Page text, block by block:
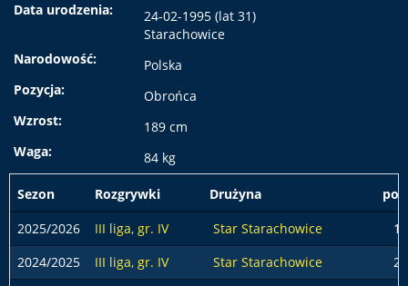
Data urodzenia:
24-02-1995 (lat 31)
Starachowice
Narodowość:
Polska
Pozycja:
Obrońca
Wzrost:
189 cm
Waga:
84 kg
Sezon Rozgrywki Drużyna
2025/2026
III liga, gr. IV Star Starachowice
18
2024/2025
III liga, gr. IV Star Starachowice
27